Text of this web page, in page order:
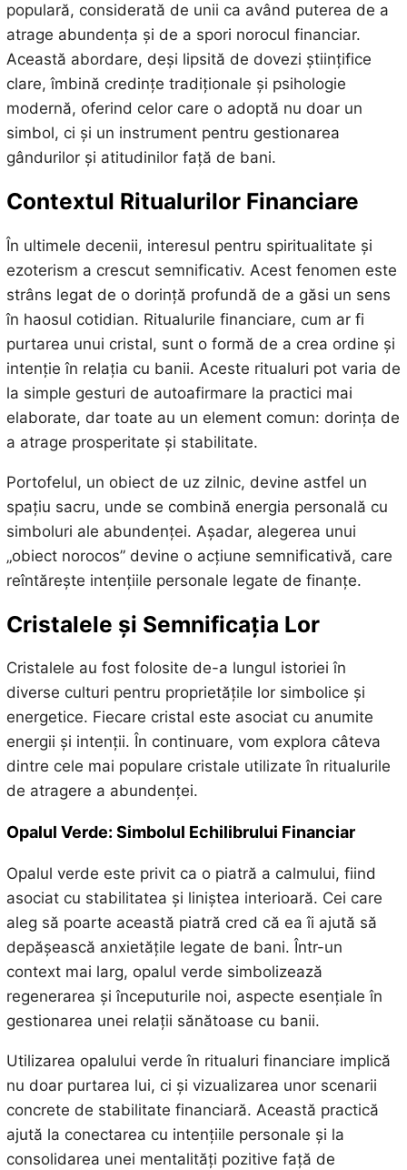
populară, considerată de unii ca având puterea de a
atrage abundența și de a spori norocul financiar.
Această abordare, deși lipsită de dovezi științifice
clare, îmbină credințe tradiționale și psihologie
modernă, oferind celor care o adoptă nu doar un
simbol, ci și un instrument pentru gestionarea
gândurilor și atitudinilor față de bani.
Contextul Ritualurilor Financiare
În ultimele decenii, interesul pentru spiritualitate și
ezoterism a crescut semnificativ. Acest fenomen este
strâns legat de o dorință profundă de a găsi un sens
în haosul cotidian. Ritualurile financiare, cum ar fi
purtarea unui cristal, sunt o formă de a crea ordine și
intenție în relația cu banii. Aceste ritualuri pot varia de
la simple gesturi de autoafirmare la practici mai
elaborate, dar toate au un element comun: dorința de
a atrage prosperitate și stabilitate.
Portofelul, un obiect de uz zilnic, devine astfel un
spațiu sacru, unde se combină energia personală cu
simboluri ale abundenței. Așadar, alegerea unui
„obiect norocos” devine o acțiune semnificativă, care
reîntărește intențiile personale legate de finanțe.
Cristalele și Semnificația Lor
Cristalele au fost folosite de-a lungul istoriei în
diverse culturi pentru proprietățile lor simbolice și
energetice. Fiecare cristal este asociat cu anumite
energii și intenții. În continuare, vom explora câteva
dintre cele mai populare cristale utilizate în ritualurile
de atragere a abundenței.
Opalul Verde: Simbolul Echilibrului Financiar
Opalul verde este privit ca o piatră a calmului, fiind
asociat cu stabilitatea și liniștea interioară. Cei care
aleg să poarte această piatră cred că ea îi ajută să
depășească anxietățile legate de bani. Într-un
context mai larg, opalul verde simbolizează
regenerarea și începuturile noi, aspecte esențiale în
gestionarea unei relații sănătoase cu banii.
Utilizarea opalului verde în ritualuri financiare implică
nu doar purtarea lui, ci și vizualizarea unor scenarii
concrete de stabilitate financiară. Această practică
ajută la conectarea cu intențiile personale și la
consolidarea unei mentalități pozitive față de